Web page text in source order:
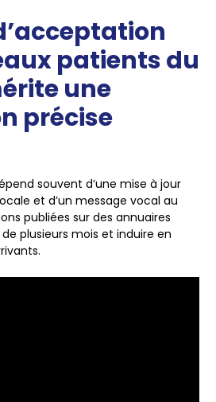
patients du
une
précise
souvent d’une mise à jour
et d’un message vocal au
publiées sur des annuaires
plusieurs mois et induire en